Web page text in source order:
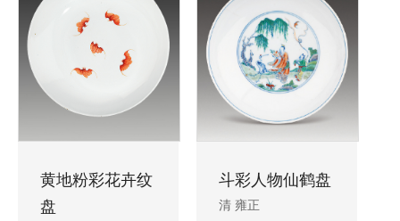
黄地粉彩花卉纹
盘
斗彩人物仙鹤盘
清 雍正